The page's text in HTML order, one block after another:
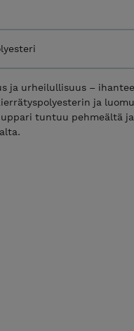
ja urheilullisuus –
ja
tuntuu pehmeältä